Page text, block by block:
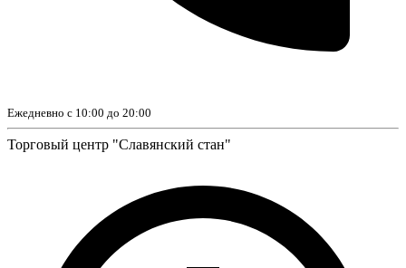
Ежедневно с 10:00 до 20:00
Торговый центр "Славянский стан"